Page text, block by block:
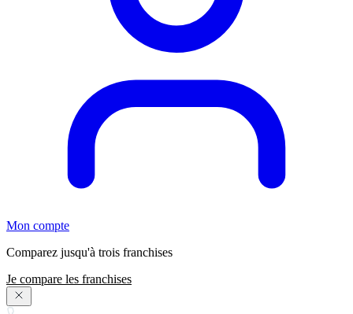
Mon compte
Comparez jusqu'à trois franchises
Je compare les franchises